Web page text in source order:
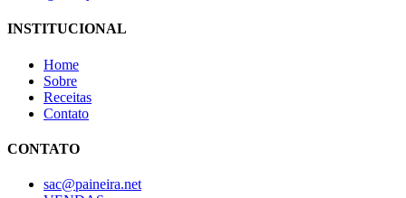
INSTITUCIONAL
Home
Sobre
Receitas
Contato
CONTATO
sac@paineira.net